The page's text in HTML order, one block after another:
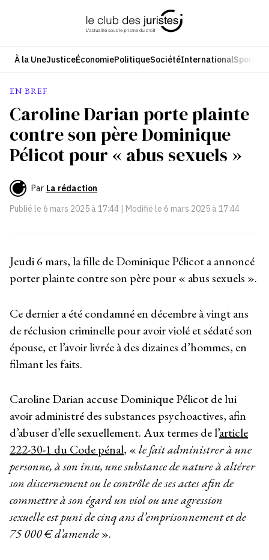
À la UneJusticeÉconomiePolitiqueSociétéInternationalSport
EN BREF
Caroline Darian porte plainte
contre son père Dominique
Pélicot pour « abus sexuels »
Par La rédaction
Publié le 6 mars 2025 à 17:44 | Modifié le 6 mars 2025 à 17:44
Jeudi 6 mars, la fille de Dominique Pélicot a annoncé
porter plainte contre son père pour « abus sexuels ».
Ce dernier a été condamné en décembre à vingt ans
de réclusion criminelle pour avoir violé et sédaté son
épouse, et l’avoir livrée à des dizaines d’hommes, en
filmant les faits.
Caroline Darian accuse Dominique Pélicot de lui
avoir administré des substances psychoactives, afin
d’abuser d’elle sexuellement. Aux termes de l’article
222-30-1 du Code pénal, «le fait administrer à une
personne, à son insu, une substance de nature à altérer
son discernement ou le contrôle de ses actes afin de
commettre à son égard un viol ou une agression
sexuelle est puni de cinq ans d’emprisonnement et de
75 000 € d’amende».